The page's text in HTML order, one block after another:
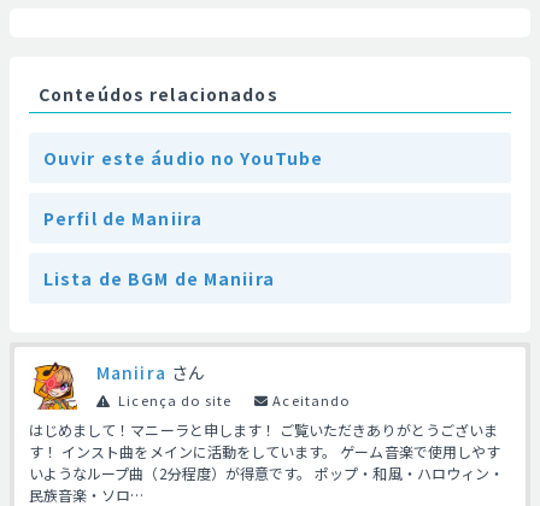
Conteúdos relacionados
Ouvir este áudio no YouTube
Perfil de Maniira
Lista de BGM de Maniira
Maniira さん
Licença do site Aceitando
はじめまして！マニーラと申します！ ご覧いただきありがとうございま
す！ インスト曲をメインに活動をしています。 ゲーム音楽で使用しやす
いようなループ曲（2分程度）が得意です。 ポップ・和風・ハロウィン・
民族音楽・ソロ…